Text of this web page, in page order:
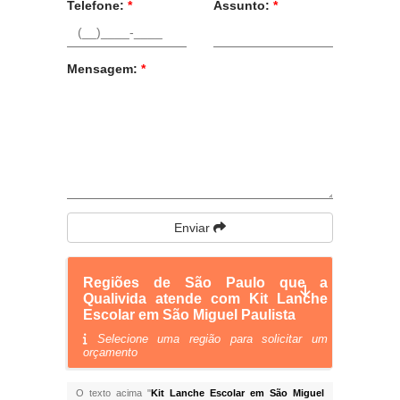
Telefone: * Assunto: *
Mensagem: *
Enviar
Regiões de São Paulo que a
Qualivida atende com Kit Lanche
Escolar em São Miguel Paulista
Selecione uma região para solicitar um
orçamento
O texto acima "Kit Lanche Escolar em São Miguel